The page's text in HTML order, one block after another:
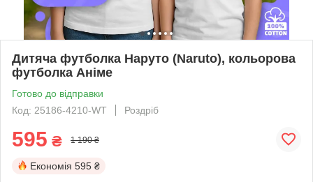
Дитяча футболка Наруто (Naruto), кольорова
футболка Аніме
Готово до відправки
Код: 25186-4210-WT
Роздріб
595 ₴ 1 190 ₴
Економія 595 ₴